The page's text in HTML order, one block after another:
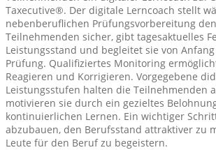
Taxecutive®. Der digitale Lerncoach stellt
nebenberuflichen Prüfungsvorbereitung
Teilnehmenden sicher, gibt tagesaktuelles
Leistungsstand und begleitet sie von
Prüfung. Qualifiziertes Monitoring
Reagieren und Korrigieren. Vorgegebene
Leistungsstufen halten die Teilnehmenden
motivieren sie durch ein gezieltes
kontinuierlichen Lernen. Ein wichtiger
abzubauen, den Berufsstand attraktiver zu
Leute für den Beruf zu begeistern.